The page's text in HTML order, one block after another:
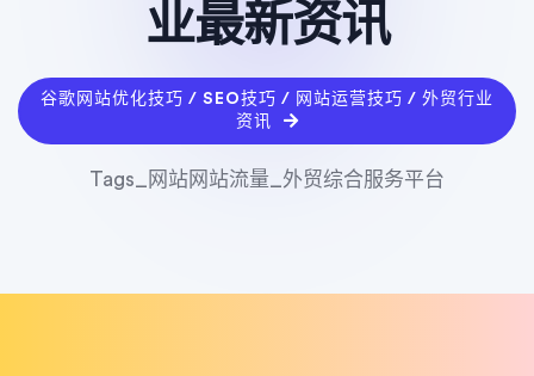
业最新资讯
谷歌网站优化技巧 / SEO技巧 / 网站运营技巧 / 外贸行业
资讯
Tags_网站网站流量_外贸综合服务平台